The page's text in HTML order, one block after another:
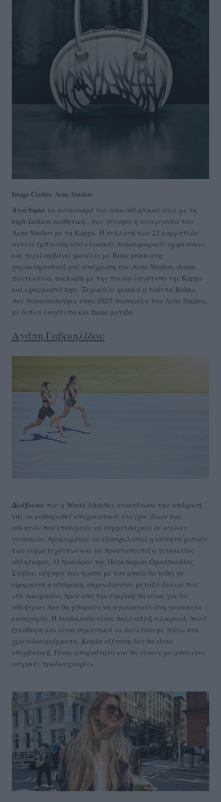
Image Credits: Acne Studios
Αγάπησα το συνδυασμό του retro αθλητικού στιλ με τη
high-fashion αισθητική , που γέννησε η συνεργασία του
Acne Studios με τη Kappa. Η συλλογή των 22 κομματιών
αντλεί έμπνευση από κλασικές ποδοσφαιρικές εμφανίσεις
και περιλαμβάνει φανέλες με flame prints στη
χαρακτηριστική ροζ απόχρωση του Acne Studios, denim
παντελόνια, tracksuits με την ταινία-λογότυπο της Kappa
και εφαρμοστά tops. Ξεχωρίζει φυσικά η τσάντα Bolina,
που παρουσιάστηκε στην SS25 πασαρέλα του Acne Studios,
με διπλά λογότυπα και flame μοτίβο.
Αγάπη Γαβριηλίδου
Διάβασα πως η World Athletics ανακοίνωσε την απόφασή
της να καθιερωθεί υποχρεωτικός έλεγχος όλων των
αθλητών που επιθυμούν να συμμετάσχουν σε αγώνες
γυναικών, προκειμένου να εξασφαλιστεί η ισότητα μεταξύ
των συμμετεχόντων και να προστατευτεί ο γυναικείος
αθλητισμός. Ο πρόεδρος της Παγκόσμιας Ομοσπονδίας
Στίβου, εξήγησε τον τρόπο με τον οποίο θα τεθεί σε
εφαρμογή η απόφαση, σημειώνοντας μεταξύ άλλων πως:
«Οι δοκιμασίες πριν από την έγκριση θα είναι για τις
αθλήτριες που θα μπορούν να αγωνιστούν στη γυναικεία
κατηγορία. Η διαδικασία είναι πολύ απλή ειλικρινά, πολύ
ξεκάθαρη και είναι σημαντικό να δουλέψουμε πάνω στα
χρονοδιαγράμματα. Καμία εξέταση δεν θα είναι
επεμβατική. Είναι απαραίτητα και θα γίνουν με απόλυτες
ιατρικές προδιαγραφές».